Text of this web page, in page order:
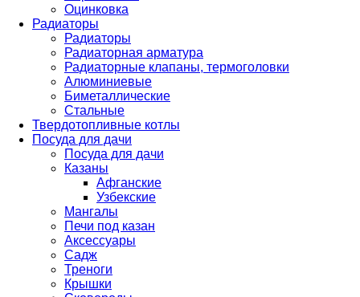
Оцинковка
Радиаторы
Радиаторы
Радиаторная арматура
Радиаторные клапаны, термоголовки
Алюминиевые
Биметаллические
Стальные
Твердотопливные котлы
Посуда для дачи
Посуда для дачи
Казаны
Афганские
Узбекские
Мангалы
Печи под казан
Аксессуары
Садж
Треноги
Крышки